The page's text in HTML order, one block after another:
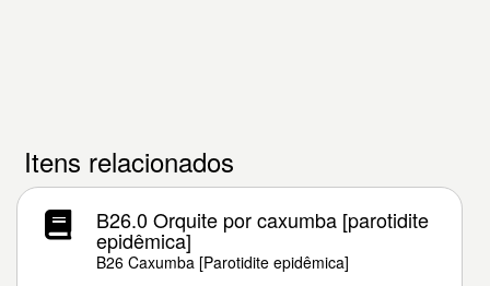
Itens relacionados
B26.0 Orquite por caxumba [parotidite
epidêmica]
B26 Caxumba [Parotidite epidêmica]